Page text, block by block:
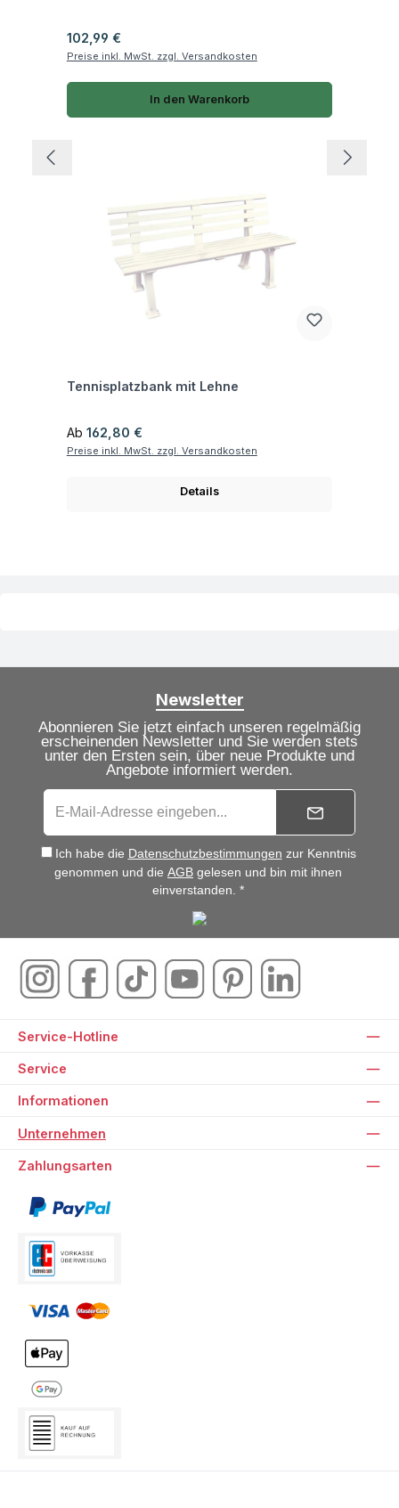
Regulärer Preis:
102,99 €
Preise inkl. MwSt. zzgl. Versandkosten
In den Warenkorb
Tennisplatzbank mit Lehne
Regulärer Preis:
Ab 162,80 €
Preise inkl. MwSt. zzgl. Versandkosten
Details
Newsletter
Abonnieren Sie jetzt einfach unseren regelmäßig
erscheinenden Newsletter und Sie werden stets
unter den Ersten sein, über neue Produkte und
Angebote informiert werden.
Ich habe die Datenschutzbestimmungen zur Kenntnis
genommen und die AGB gelesen und bin mit ihnen
einverstanden. *
Service-Hotline
Service
Informationen
Unternehmen
Zahlungsarten